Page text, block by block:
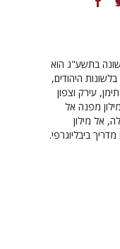
בתשע"ג הוא
מן המרכיב העברי בלשונות היהודים,
תימן, עירק וצפון
מפנה אל
אל מילון
ביבליוגרפי.